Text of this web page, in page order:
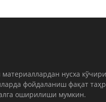
нусха
фойдаланиш фақат
оширилиши мумкин.